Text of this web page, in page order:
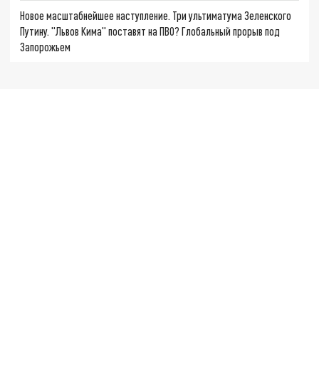
Новое масштабнейшее наступление. Три ультиматума Зеленского
Путину. "Львов Кима" поставят на ПВО? Глобальный прорыв под
Запорожьем